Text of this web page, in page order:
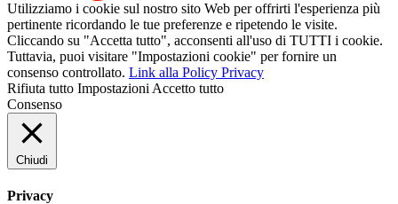
Utilizziamo i cookie sul nostro sito Web per offrirti l'esperienza più
pertinente ricordando le tue preferenze e ripetendo le visite.
Cliccando su "Accetta tutto", acconsenti all'uso di TUTTI i cookie.
Tuttavia, puoi visitare "Impostazioni cookie" per fornire un
consenso controllato. Link alla Policy Privacy
Rifiuta tutto Impostazioni Accetto tutto
Consenso
Chiudi
Privacy